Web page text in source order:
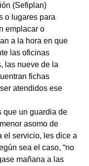
(Sefiplan)
o lugares para
emplacar o
a la hora en que
las oficinas
las nueve de la
fichas
atendidos ese
que un guardia de
asomo de
el servicio, les dice a
sea el caso, “no
mañana a las